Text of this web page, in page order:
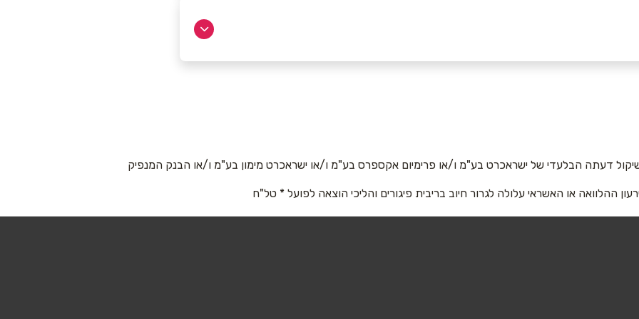
אימייל
דעתה הבלעדי של ישראכרט בע"מ ו/או פרימיום אקספרס בע"מ ו/או ישראכרט מימון בע"מ ו/או הבנק המנפיק
ההלוואה או האשראי עלולה לגרור חיוב בריבית פיגורים והליכי הוצאה לפועל * טל"ח